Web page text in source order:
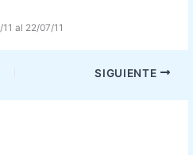
al 22/07/11
SIGUIENTE